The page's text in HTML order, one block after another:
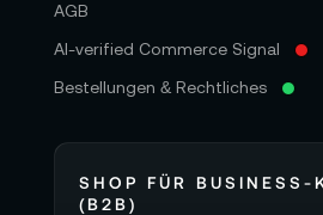
AGB
AI-verified Commerce Signal
Bestellungen & Rechtliches
SHOP FÜR BUSINESS-
(B2B)